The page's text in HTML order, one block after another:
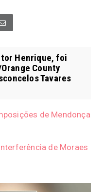
Henrique, foi
County
Tavares
de Mendonça
de Moraes